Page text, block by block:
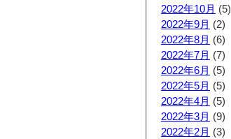
2022年10月 (5)
2022年9月 (2)
2022年8月 (6)
2022年7月 (7)
2022年6月 (5)
2022年5月 (5)
2022年4月 (5)
2022年3月 (9)
2022年2月 (3)